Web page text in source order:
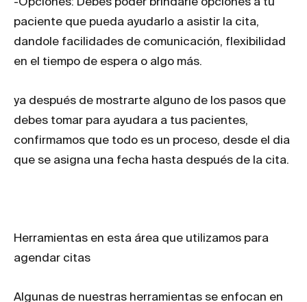
paciente que pueda ayudarlo a asistir la cita,
dandole facilidades de comunicación, flexibilidad
en el tiempo de espera o algo más.
ya después de mostrarte alguno de los pasos que
debes tomar para ayudara a tus pacientes,
confirmamos que todo es un proceso, desde el dia
que se asigna una fecha hasta después de la cita.
Herramientas en esta área que utilizamos para
agendar citas
Algunas de nuestras herramientas se enfocan en